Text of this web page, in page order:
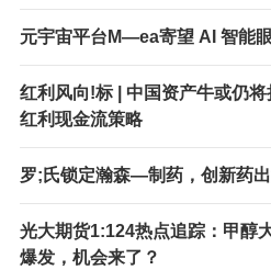
元宇宙平台M—ea寄望 AI 智能
红利风向!标 | 中国资产牛或仍
红利现金流策略
罗;氏锁定瀚森—制药，创新药
光大期货1:124热点追踪：甲醇
爆发，机会来了？